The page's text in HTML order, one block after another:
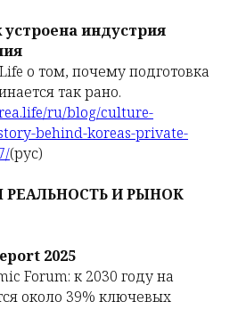
устроена индустрия
о том, почему подготовка
так рано.
ru/blog/culture-
behind-koreas-private-
(рус)
РЕАЛЬНОСТЬ И РЫНОК
2025
Forum: к 2030 году на
около 39% ключевых